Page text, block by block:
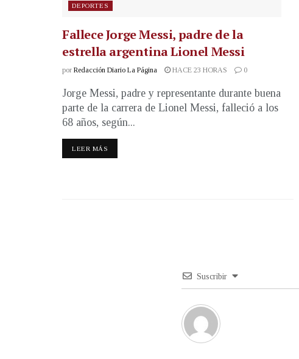
DEPORTES
Fallece Jorge Messi, padre de la
estrella argentina Lionel Messi
por Redacción Diario La Página HACE 23 HORAS 0
Jorge Messi, padre y representante durante buena
parte de la carrera de Lionel Messi, falleció a los
68 años, según...
LEER MÁS
Suscribir